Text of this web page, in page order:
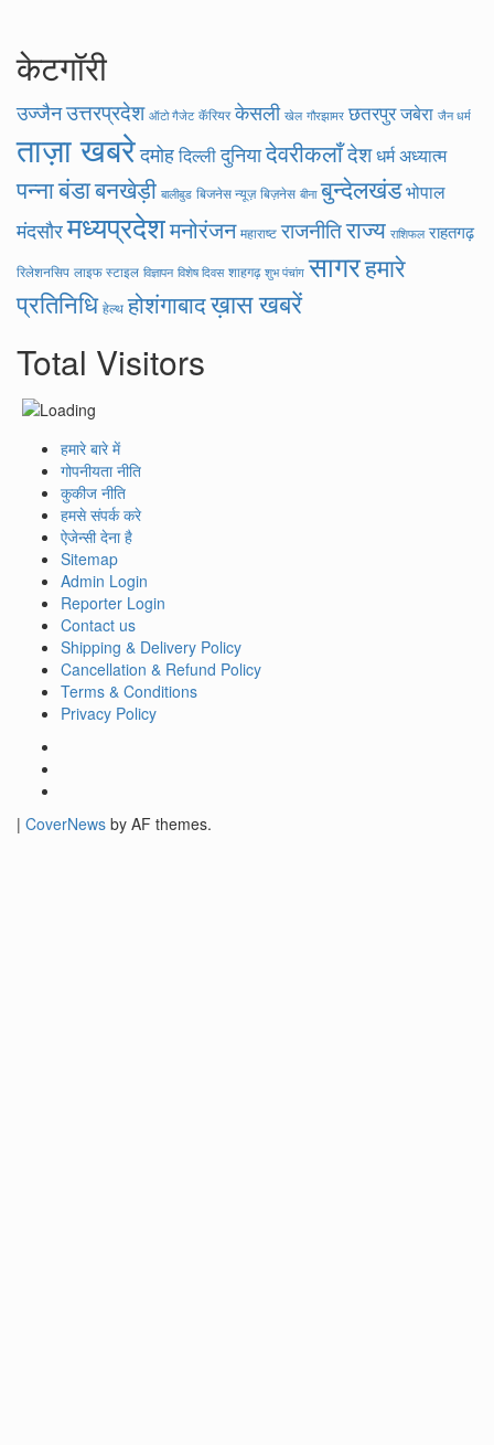
केटगॉरी
उज्जैनउत्तरप्रदेश ऑटो गैजेट कॅरियर केसली खेल गौरझामर छतरपुरजबेरा जैन धर्म
ताज़ा खबरेदमोहदिल्लीदुनियादेवरीकलाँदेशधर्म अध्यात्म
पन्नाबंडाबनखेड़ी बालीबुड बिजनेस न्यूज़ बिज़नेस बीना बुन्देलखंडभोपाल
मंदसौरमध्यप्रदेशमनोरंजन महाराष्ट राजनीतिराज्य राशिफल राहतगढ़
रिलेशनसिप लाइफ स्टाइल विज्ञापन विशेष दिवस शाहगढ़ शुभ पंचांग सागरहमारे
प्रतिनिधि हेल्थ होशंगाबादख़ास खबरें
Total Visitors
हमारे बारे में
गोपनीयता नीति
कुकीज नीति
हमसे संपर्क करे
ऐजेन्सी देना है
Sitemap
Admin Login
Reporter Login
Contact us
Shipping & Delivery Policy
Cancellation & Refund Policy
Terms & Conditions
Privacy Policy
| CoverNews by AF themes.